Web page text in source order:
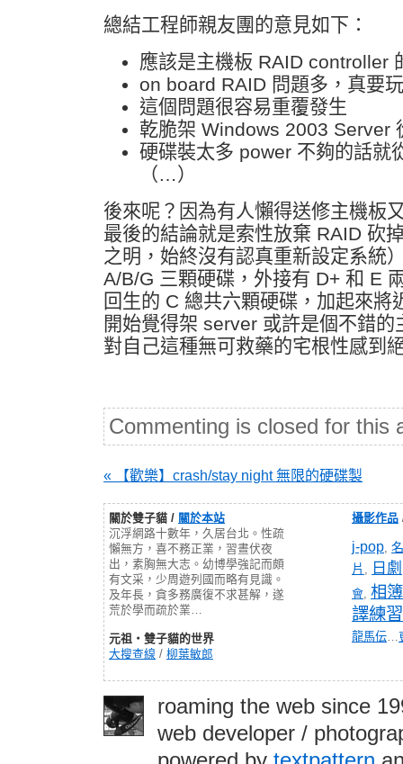
總結工程師親友團的意見如下：
應該是主機板 RAID controller
on board RAID 問題多，真要
這個問題很容易重覆發生
乾脆架 Windows 2003 Server
硬碟裝太多 power 不夠的話就
（…）
後來呢？因為有人懶得送修主機板
最後的結論就是索性放棄 RAID 砍
之明，始終沒有認真重新設定系統
A/B/G 三顆硬碟，外接有 D+ 和 E
回生的 C 總共六顆硬碟，加起來將
開始覺得架 server 或許是個不錯
對自己這種無可救藥的宅根性感到
Commenting is closed for this
« 【歡樂】crash/stay night 無限的硬碟製
關於雙子貓 / 關於本站
沉浮網路十數年，久居台北。性疏
懶無方，喜不務正業，習晝伏夜
出，素胸無大志。幼博學強記而頗
有文采，少周遊列國而略有見識。
及年長，貪多務廣復不求甚解，遂
荒於學而疏於業…
元祖‧雙子貓的世界
大搜查線 / 柳葉敏郎
攝影作品
j-pop,
片 , 日劇
會, 相簿
譯練習
龍馬伝…
roaming the web since
web developer /